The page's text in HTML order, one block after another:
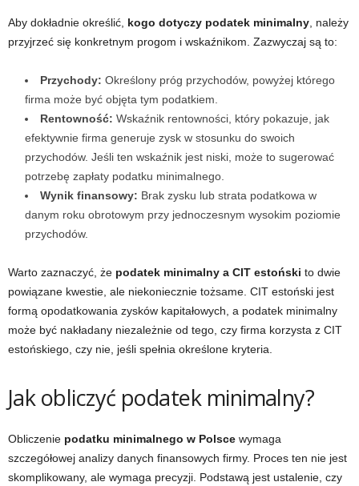
Aby dokładnie określić, kogo dotyczy podatek minimalny , należy
przyjrzeć się konkretnym progom i wskaźnikom. Zazwyczaj są to:
Przychody: Określony próg przychodów, powyżej którego
firma może być objęta tym podatkiem.
Rentowność: Wskaźnik rentowności, który pokazuje, jak
efektywnie firma generuje zysk w stosunku do swoich
przychodów. Jeśli ten wskaźnik jest niski, może to sugerować
potrzebę zapłaty podatku minimalnego.
Wynik finansowy: Brak zysku lub strata podatkowa w
danym roku obrotowym przy jednoczesnym wysokim poziomie
przychodów.
Warto zaznaczyć, że podatek minimalny a CIT estoński to dwie
powiązane kwestie, ale niekoniecznie tożsame. CIT estoński jest
formą opodatkowania zysków kapitałowych, a podatek minimalny
może być nakładany niezależnie od tego, czy firma korzysta z CIT
estońskiego, czy nie, jeśli spełnia określone kryteria.
Jak obliczyć podatek minimalny?
Obliczenie podatku minimalnego w Polsce wymaga
szczegółowej analizy danych finansowych firmy. Proces ten nie jest
skomplikowany, ale wymaga precyzji. Podstawą jest ustalenie, czy